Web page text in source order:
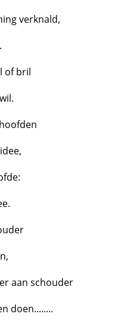
verknald,
of bril
aan schouder
doen........